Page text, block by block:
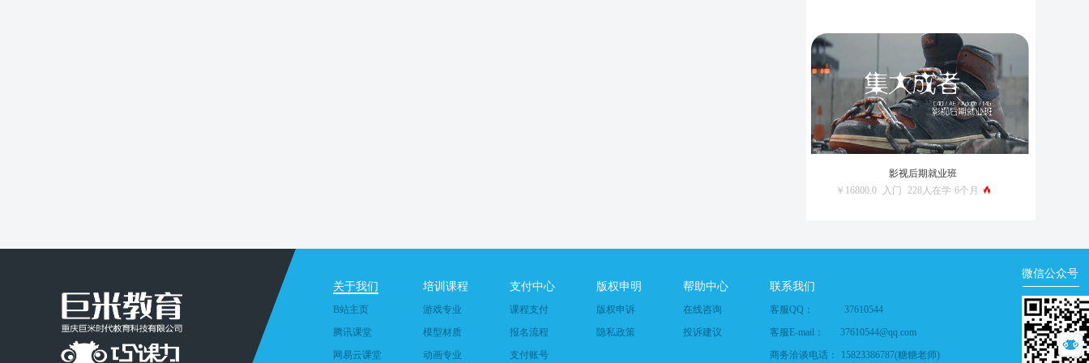
影视后期就业班
￥16800.0
入门 228人在学 6个月
关于我们
B站主页
腾讯课堂
网易云课堂
培训课程
游戏专业
模型材质
动画专业
支付中心
课程支付
报名流程
支付账号
版权申明
版权申诉
隐私政策
帮助中心
在线咨询
投诉建议
联系我们
客服QQ：
37610544
客服E-mail：
37610544@qq.com
商务洽谈电话：
15823386787(糖糖老师)
微信公众号